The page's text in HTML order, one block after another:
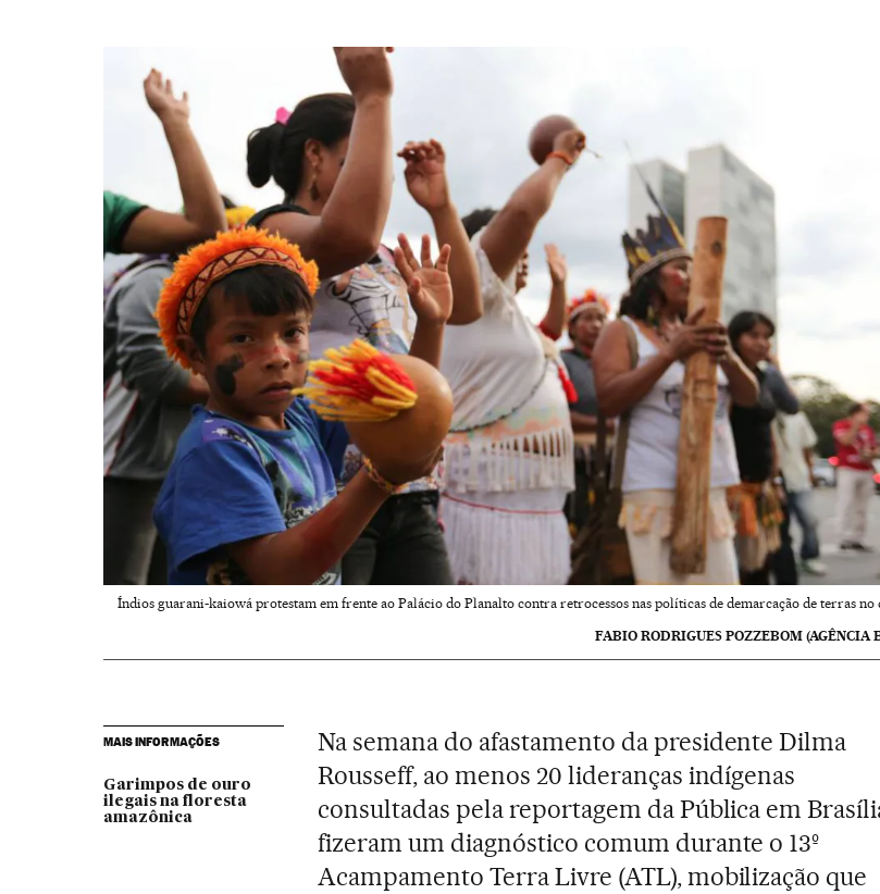
Índios guarani-kaiowá protestam em frente ao Palácio do Planalto contra retrocessos nas políticas de demarcação de terras no
FABIO RODRIGUES POZZEBOM (AGÊNCIA
MAIS INFORMAÇÕES
Garimpos de ouro
ilegais na floresta
amazônica
Na semana do afastamento da presidente Dilma
Rousseff, ao menos 20 lideranças indígenas
consultadas pela reportagem da Pública em
fizeram um diagnóstico comum durante o 13º
Acampamento Terra Livre (ATL), mobilização que